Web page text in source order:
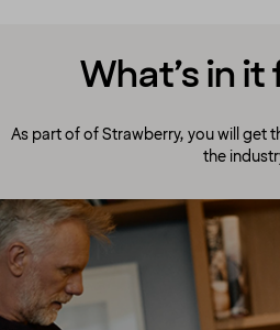
What’s in
As part of of Strawberry, you will get
the